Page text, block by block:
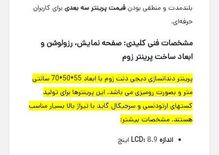
بلندمدت و منطقی بودن قیمت پرینتر سه بعدی برای کاربران
حرفه‌ای.
مشخصات فنی کلیدی: صفحه نمایش، رزولوشن و
ابعاد ساخت پرینتر زوم
پرینتر دندانسازی دیجی دنت زوم با ابعاد 55*50*70 سانتی
متر و بصورت رومیزی می باشد. این پرینترها برای تولید
کستهای ارتودنسی و سرجیکال گاید با تیراژ بالا بسیار مناسب
هستند. مشخصات بیشتر:
اندازه LCD: 8.9 اینچ